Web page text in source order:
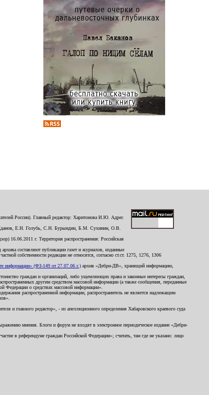
России). Главный редактор: Харитонова И.Ю. Адрес
Е.Н. Голубь, С.Н. Бурындин, Б.М. Сухинин, О.В.
16.06.2011 г. Территория распространения: Российская
составляют публикации газет и журналов, изданные
собственности редакции не относятся, согласно ст.ст. 1275, 1276, 1306
информации» (ФЗ-149 от 27.07.06 г.) архив «Дебри-ДВ», хранящий информацию,
граждан и организаций, либо ущемляющих права и законные интересы граждан,
другим средством массовой информации (а также сообщения, переданные
Федерации о средствах массовой информации».
распространенной информации, распространитель не является надлежащим
главного редактор», - из апелляционного определения Хабаровского краевого суда
мнения. Блоги и форум не входят в электронное периодическое издание «Дебри-
в референдуме граждан Российской Федерации»; считать, там где не указано: лицо